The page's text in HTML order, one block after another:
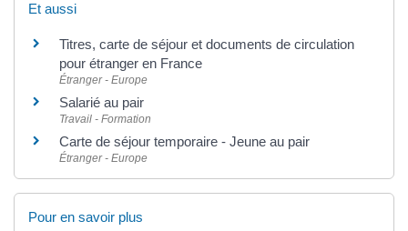
Et aussi
Titres, carte de séjour et documents de circulation
pour étranger en France
Étranger - Europe
Salarié au pair
Travail - Formation
Carte de séjour temporaire - Jeune au pair
Étranger - Europe
Pour en savoir plus